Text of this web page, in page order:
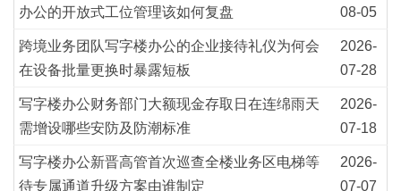
办公的开放式工位管理该如何复盘
08-05
跨境业务团队写字楼办公的企业接待礼仪为何会
在设备批量更换时暴露短板
2026-
07-28
写字楼办公财务部门大额现金存取日在连绵雨天
需增设哪些安防及防潮标准
2026-
07-18
写字楼办公新晋高管首次巡查全楼业务区电梯等
待专属通道升级方案由谁制定
2026-
07-07